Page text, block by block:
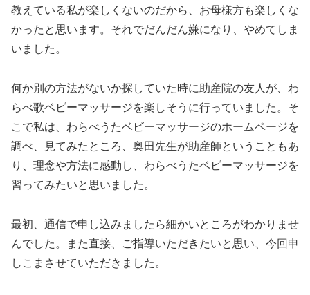
教えている私が楽しくないのだから、お母様方も楽しくな
かったと思います。それでだんだん嫌になり、やめてしま
いました。
何か別の方法がないか探していた時に助産院の友人が、わ
らべ歌ベビーマッサージを楽しそうに行っていました。そ
こで私は、わらべうたベビーマッサージのホームページを
調べ、見てみたところ、奥田先生が助産師ということもあ
り、理念や方法に感動し、わらべうたベビーマッサージを
習ってみたいと思いました。
最初、通信で申し込みましたら細かいところがわかりませ
んでした。また直接、ご指導いただきたいと思い、今回申
しこまさせていただきました。